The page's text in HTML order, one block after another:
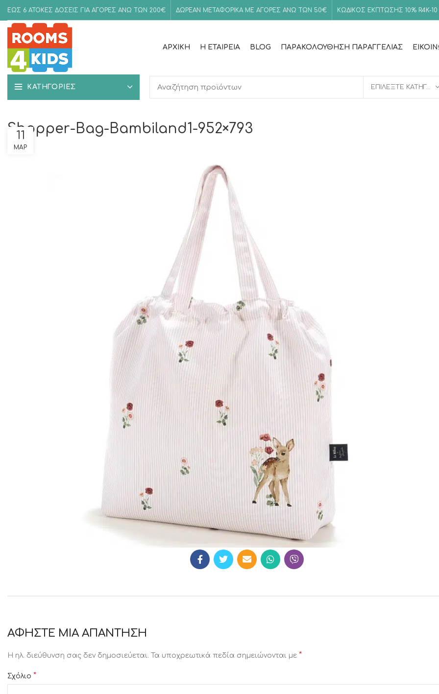
ΕΩΣ 6 ΑΤΟΚΕΣ ΔΟΣΕΙΣ ΓΙΑ ΑΓΟΡΕΣ ΑΝΩ ΤΩΝ 200€ ΔΩΡΕΑΝ ΜΕΤΑΦΟΡΙΚΑ ΜΕ ΑΓΟΡΕΣ ΑΝΩ ΤΩΝ 50€ ΚΩΔΙΚΟΣ ΕΚΠΤΩΣΗΣ 10% R4K-10
ΑΡΧΙΚΉ Η ΕΤΑΙΡΕΊΑ BLOG ΠΑΡΑΚΟΛΟΎΘΗΣΗ ΠΑΡΑΓΓΕΛΊΑΣ
ΚΑΤΗΓΟΡΙΕΣ ΕΠΙΛΈΞΤΕ ΚΑΤΗΓΟΡΊΑ
Shopper-Bag-Bambiland1-952×793
11
ΜΑΡ
ΑΦΉΣΤΕ ΜΙΑ ΑΠΆΝΤΗΣΗ
Η ηλ. διεύθυνση σας δεν δημοσιεύεται. Τα υποχρεωτικά πεδία σημειώνονται με *
Σχόλιο *